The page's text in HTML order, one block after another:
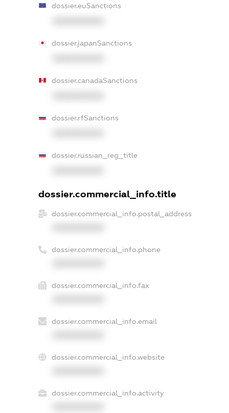
dossier.euSanctions
dossier.japanSanctions
dossier.canadaSanctions
dossier.rfSanctions
dossier.russian_reg_title
dossier.commercial_info.title
dossier.commercial_info.postal_address
dossier.commercial_info.phone
dossier.commercial_info.fax
dossier.commercial_info.email
dossier.commercial_info.website
dossier.commercial_info.activity